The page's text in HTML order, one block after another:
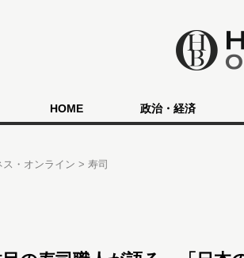
HOME 政治・経済
・オンライン 寿司